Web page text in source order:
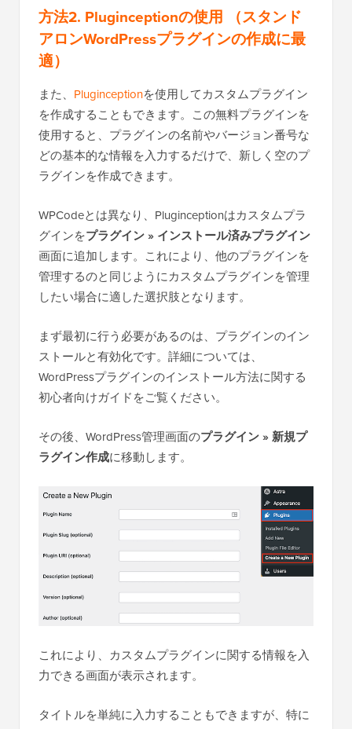
方法2. Pluginceptionの使用
（スタンド
アロンWordPressプラグインの作成に最
適）
また、 Pluginceptionを使用してカスタムプラグイン
を作成することもできます。この無料プラグインを
使用すると、プラグインの名前やバージョン番号な
どの基本的な情報を入力するだけで、新しく空のプ
ラグインを作成できます。
WPCodeとは異なり、Pluginceptionはカスタムプラ
グインをプラグイン » インストール済みプラグイン
画面に追加します。これにより、他のプラグインを
管理するのと同じようにカスタムプラグインを管理
したい場合に適した選択肢となります。
まず最初に行う必要があるのは、プラグインのイン
ストールと有効化です。詳細については、
WordPressプラグインのインストール方法に関する
初心者向けガイドをご覧ください。
その後、WordPress管理画面のプラグイン » 新規プ
ラグイン作成に移動します。
これにより、カスタムプラグインに関する情報を入
力できる画面が表示されます。
タイトルを単純に入力することもできますが、特に